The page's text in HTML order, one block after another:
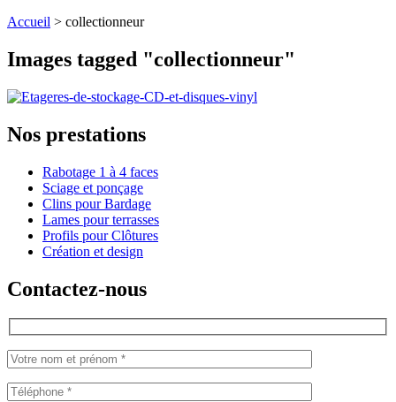
Accueil > collectionneur
Images tagged "collectionneur"
Nos prestations
Rabotage 1 à 4 faces
Sciage et ponçage
Clins pour Bardage
Lames pour terrasses
Profils pour Clôtures
Création et design
Contactez-nous